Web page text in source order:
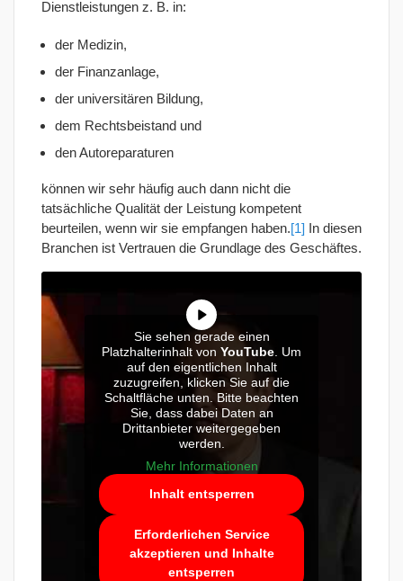
Dienstleistungen z. B. in:
der Medizin,
der Finanzanlage,
der universitären Bildung,
dem Rechtsbeistand und
den Autoreparaturen
können wir sehr häufig auch dann nicht die
tatsächliche Qualität der Leistung kompetent
beurteilen, wenn wir sie empfangen haben.[1] In diesen
Branchen ist Vertrauen die Grundlage des Geschäftes.
Sie sehen gerade einen
Platzhalterinhalt von YouTube. Um
auf den eigentlichen Inhalt
zuzugreifen, klicken Sie auf die
Schaltfläche unten. Bitte beachten
Sie, dass dabei Daten an
Drittanbieter weitergegeben
werden.
Mehr Informationen
Inhalt entsperren
Erforderlichen Service
akzeptieren und Inhalte
entsperren